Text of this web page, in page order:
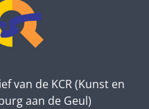
van de KCR (Kunst en
aan de Geul)